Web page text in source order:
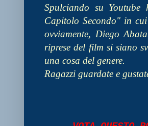
Spulciando su Youtube
Capitolo Secondo" in
ovviamente, Diego
riprese del film si siano
una cosa del genere.
Ragazzi guardate e